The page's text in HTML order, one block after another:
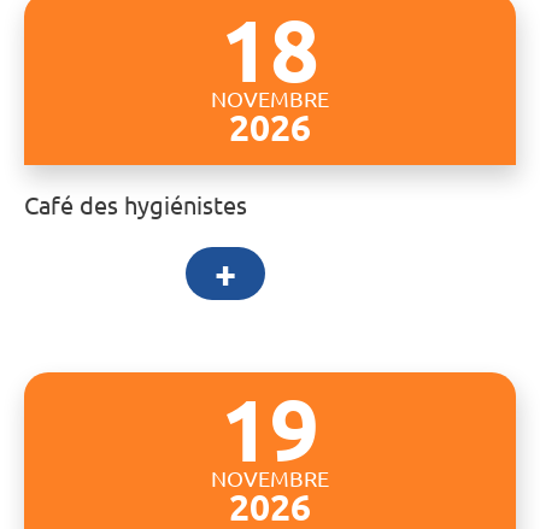
18
NOVEMBRE
2026
Café des hygiénistes
+
19
NOVEMBRE
2026